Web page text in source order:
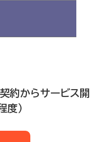
約からサービス開
度）